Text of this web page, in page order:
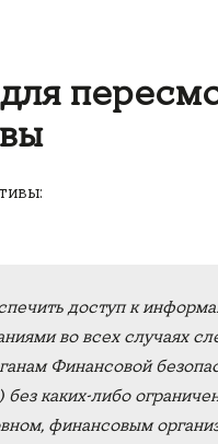
доступ к
во всех случаях
Финансовой
без каких-либо
финансовым